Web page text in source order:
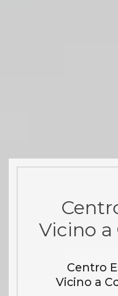
Vicino a
Centro
Vicino a